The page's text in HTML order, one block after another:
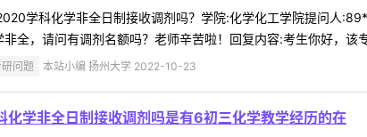
学科化学非全日制接收调剂吗？学院:化学化工学院提问人
非全，请问有调剂名额吗？老师辛苦啦！回复内容:考生你好，
问题 本站小编 扬州大学 2022-10-23
化学非全日制接收调剂吗是有6初三化学教学经历的在